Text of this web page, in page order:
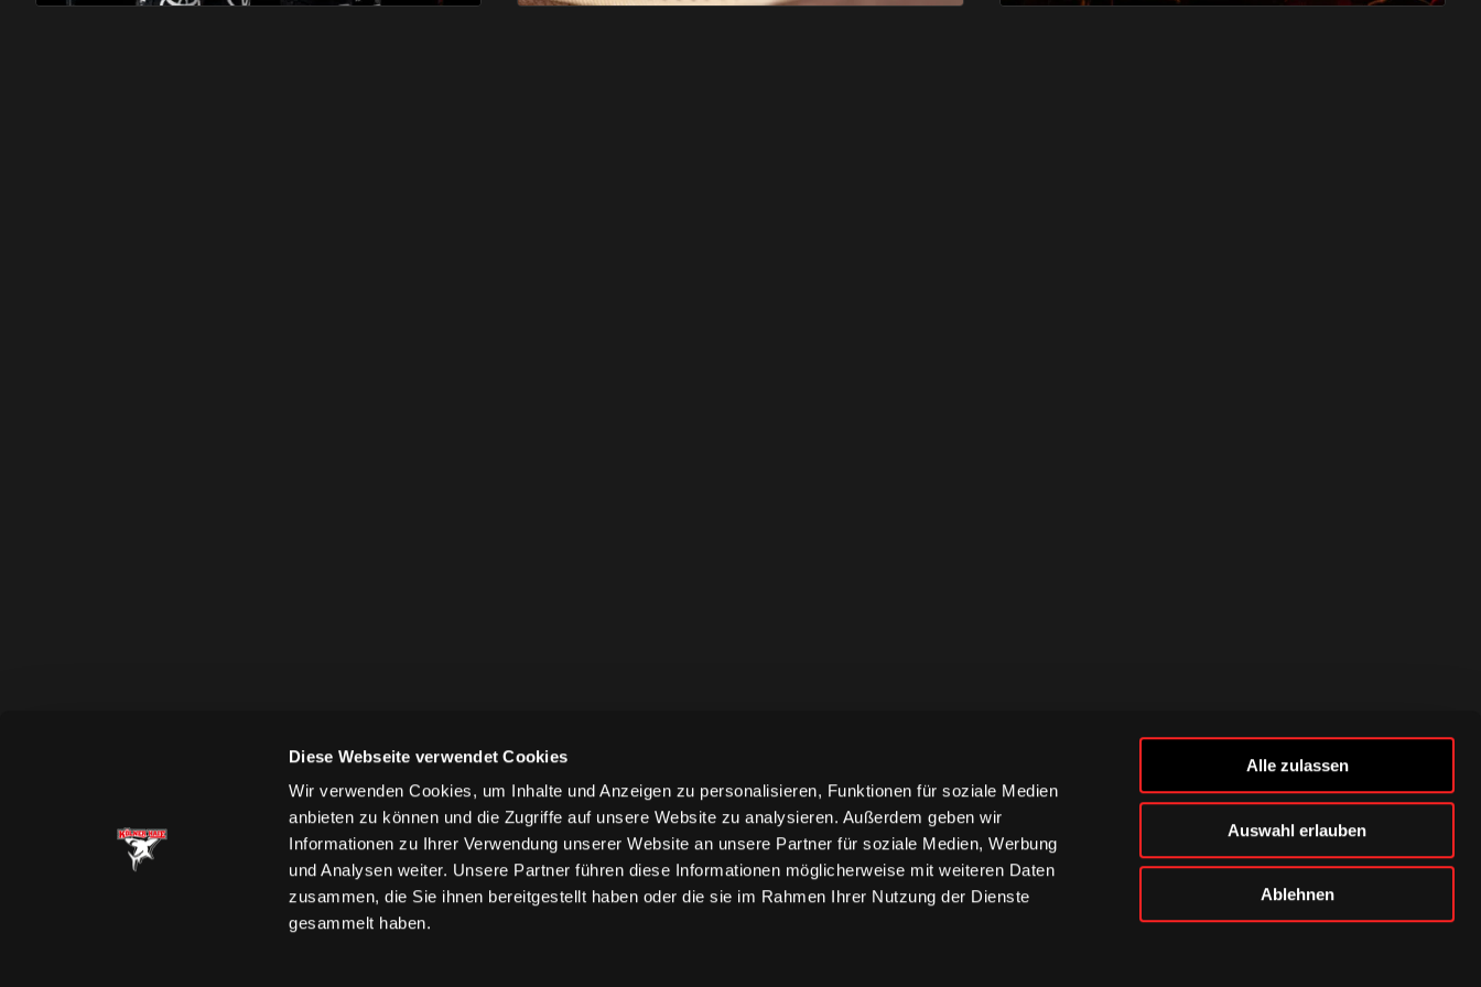
Diese Webseite verwendet Cookies
Wir verwenden Cookies, um Inhalte und Anzeigen zu personalisieren, Funktionen für soziale Medien
anbieten zu können und die Zugriffe auf unsere Website zu analysieren. Außerdem geben wir
Informationen zu Ihrer Verwendung unserer Website an unsere Partner für soziale Medien, Werbung
und Analysen weiter. Unsere Partner führen diese Informationen möglicherweise mit weiteren Daten
zusammen, die Sie ihnen bereitgestellt haben oder die sie im Rahmen Ihrer Nutzung der Dienste
gesammelt haben.
Alle zulassen
Auswahl erlauben
Ablehnen